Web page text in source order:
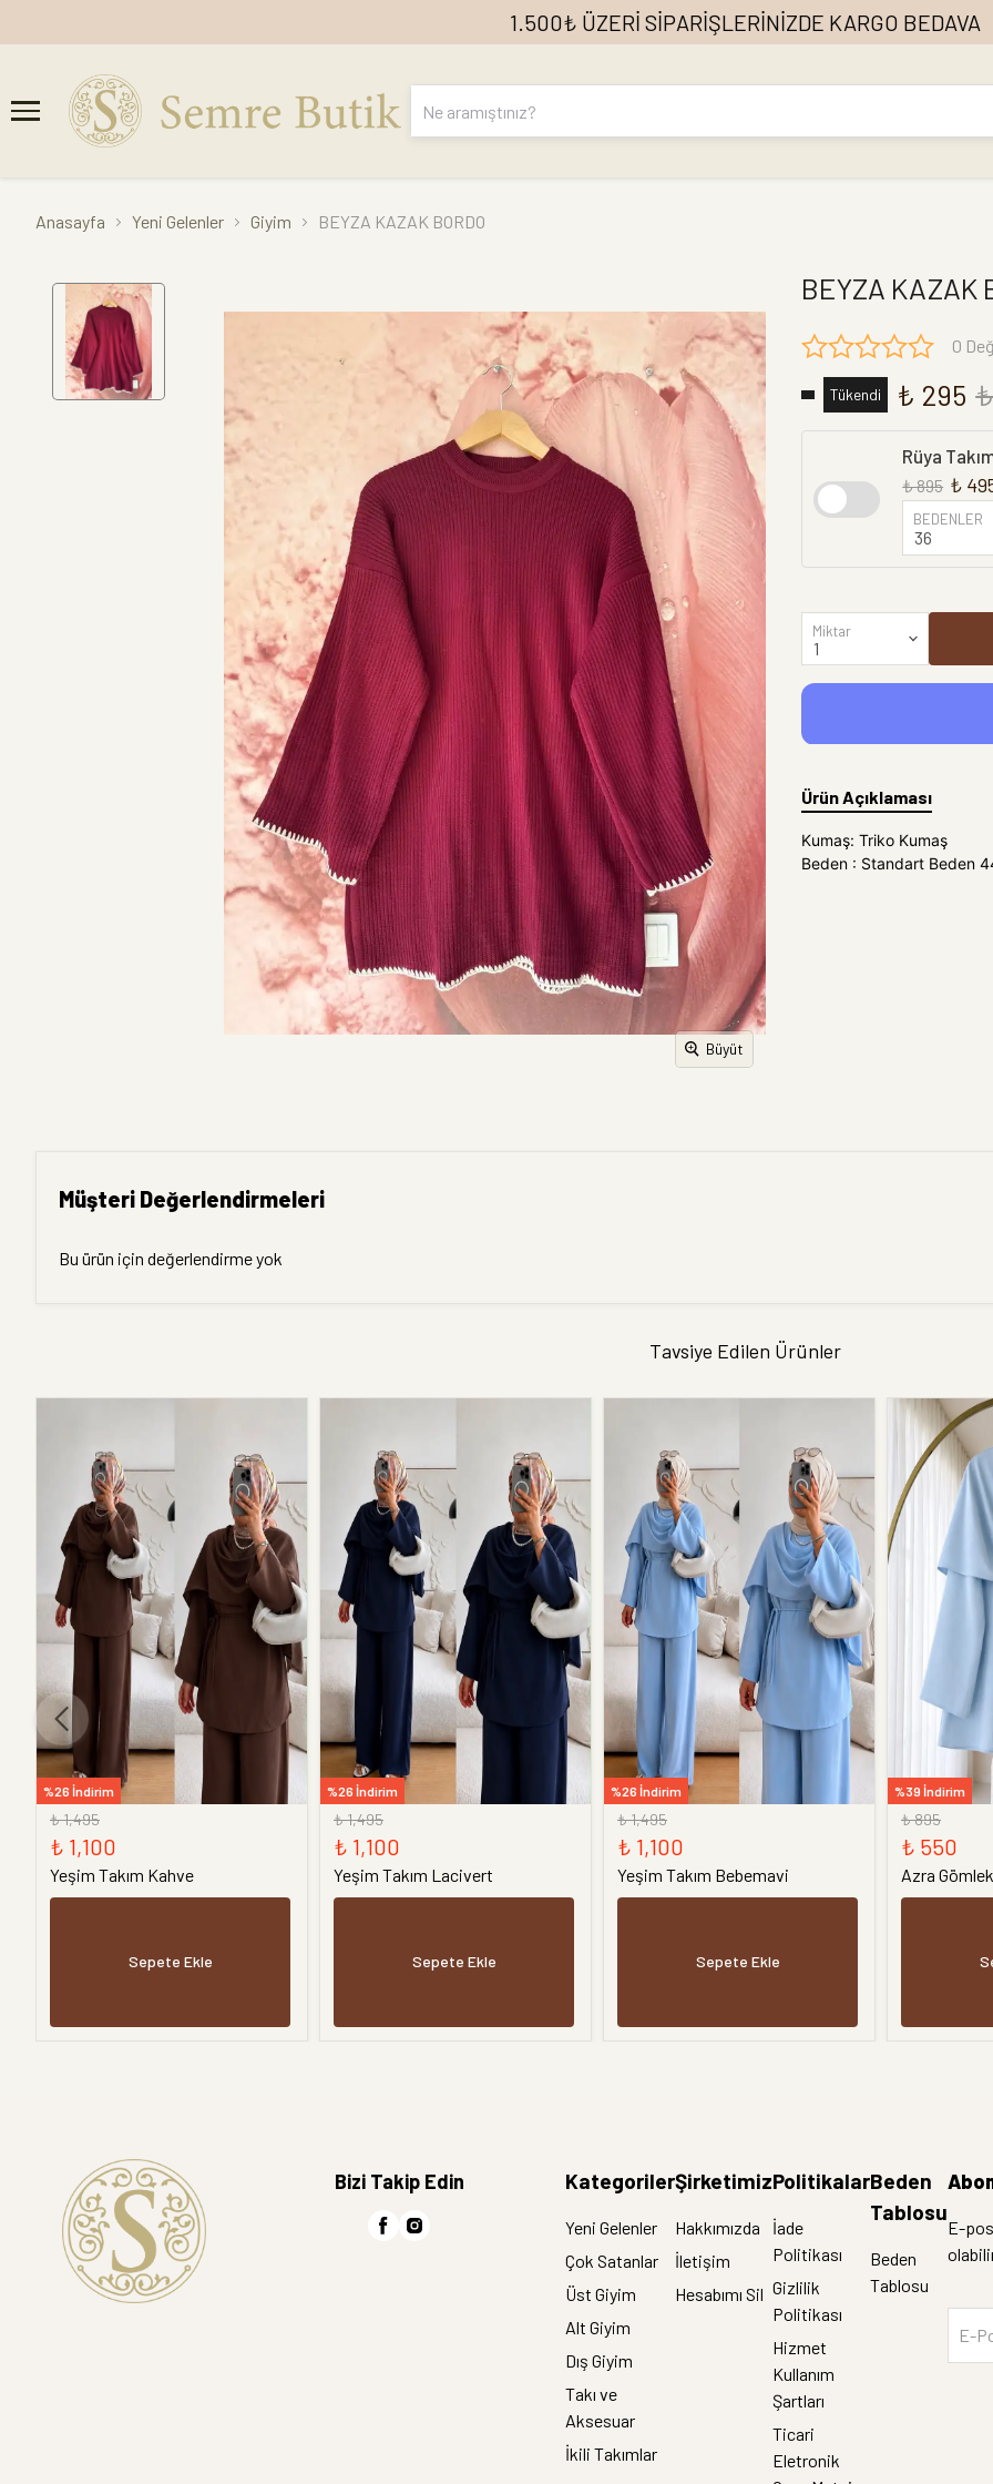
1.500₺ ÜZERİ SİPARİŞLERİNİZDE KARGO BEDAVA
Anasayfa Yeni Gelenler Giyim BEYZA KAZAK BORDO
Büyüt
BEYZA KAZAK
0
Tükendi ₺ 295
Rüya
₺ 895 ₺
BEDENLER
Miktar
Ürün Açıklaması
Kumaş: Triko Kumaş
Beden : Standart Beden
Müşteri Değerlendirmeleri
Bu ürün için değerlendirme yok
Tavsiye Edilen Ürünler
%26 İndirim
₺ 1,495
₺ 1,100
Yeşim Takım Kahve
Sepete Ekle
%26 İndirim
₺ 1,495
₺ 1,100
Yeşim Takım Lacivert
Sepete Ekle
%26 İndirim
₺ 1,495
₺ 1,100
Yeşim Takım Bebemavi
Sepete Ekle
%39 İndirim
₺ 895
₺ 550
Azra
Bizi Takip Edin Kategoriler
Yeni Gelenler
Çok Satanlar
Üst Giyim
Alt Giyim
Dış Giyim
Takı ve
Aksesuar
İkili Takımlar
Şirketimiz
Hakkımızda
İletişim
Hesabımı Sil
Politikalar
İade
Politikası
Gizlilik
Politikası
Hizmet
Kullanım
Şartları
Ticari
Eletronik
Beden
Tablosu
Beden
Tablosu
E-
E-